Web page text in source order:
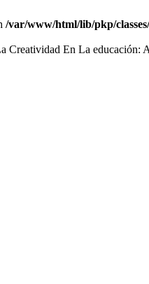
/var/www/html/lib/pkp/
Creatividad En La educación: